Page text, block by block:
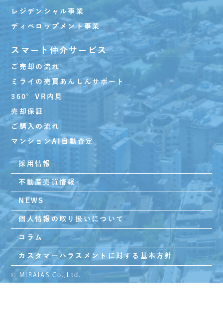
レジデンシャル事業
ディベロップメント事業
スマート仲介サービス
ご売却の流れ
ミライの売買あんしんサポート
360°VR内見
売却保証
ご購入の流れ
マンションAI自動査定
採用情報
不動産売買情報
NEWS
個人情報の取り扱いについて
コラム
カスタマーハラスメントに対する基本方針
© MIRAIAS Co.,Ltd.